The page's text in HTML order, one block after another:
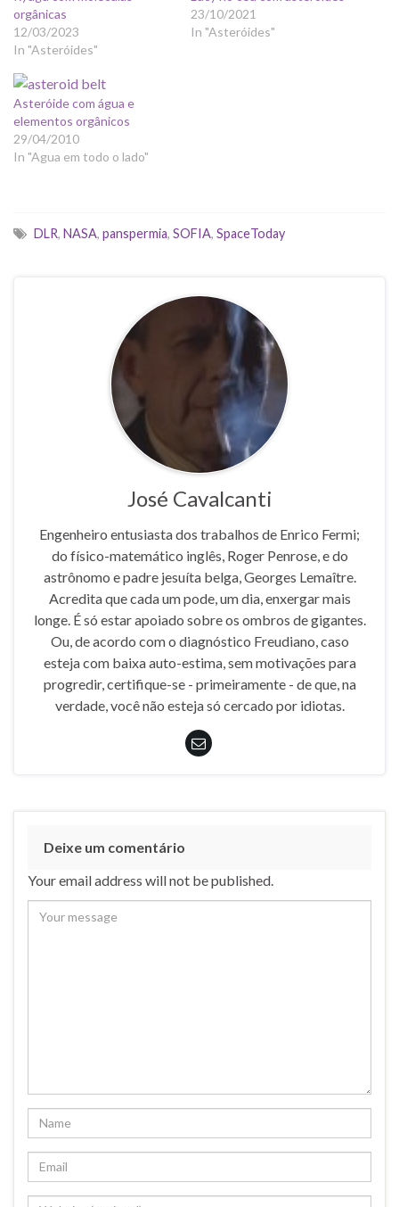
orgânicas
12/03/2023
In "Asteróides"
23/10/2021
In "Asteróides"
Asteróide com água e
elementos orgânicos
29/04/2010
In "Agua em todo o lado"
DLR, NASA, panspermia, SOFIA, SpaceToday
José Cavalcanti
Engenheiro entusiasta dos trabalhos de Enrico Fermi;
do físico-matemático inglês, Roger Penrose, e do
astrônomo e padre jesuíta belga, Georges Lemaître.
Acredita que cada um pode, um dia, enxergar mais
longe. É só estar apoiado sobre os ombros de gigantes.
Ou, de acordo com o diagnóstico Freudiano, caso
esteja com baixa auto-estima, sem motivações para
progredir, certifique-se - primeiramente - de que, na
verdade, você não esteja só cercado por idiotas.
Deixe um comentário
Your email address will not be published.